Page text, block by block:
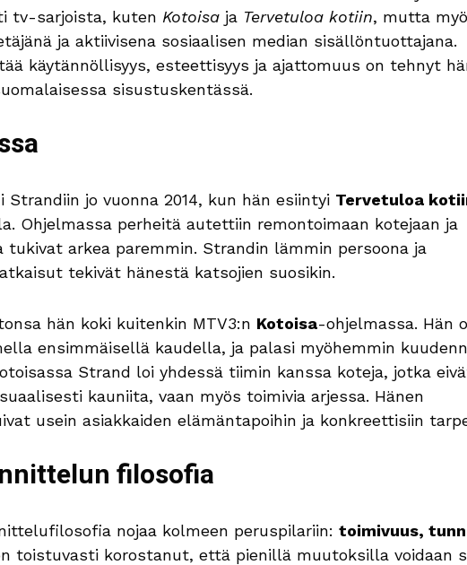
tv-sarjoista, kuten Kotoisa ja Tervetuloa kotiin, mutta
ja aktiivisena sosiaalisen median sisällöntuottajana.
käytännöllisyys, esteettisyys ja ajattomuus on tehnyt
sisustuskentässä.
jo vuonna 2014, kun hän esiintyi Tervetuloa
Ohjelmassa perheitä autettiin remontoimaan kotejaan ja
tukivat arkea paremmin. Strandin lämmin persoona ja
tekivät hänestä katsojien suosikin.
hän koki kuitenkin MTV3:n Kotoisa-ohjelmassa. Hän
ensimmäisellä kaudella, ja palasi myöhemmin
Strand loi yhdessä tiimin kanssa koteja, jotka
kauniita, vaan myös toimivia arjessa. Hänen
usein asiakkaiden elämäntapoihin ja konkreettisiin
filosofia
nojaa kolmeen peruspilariin: toimivuus,
toistuvasti korostanut, että pienillä muutoksilla voidaan